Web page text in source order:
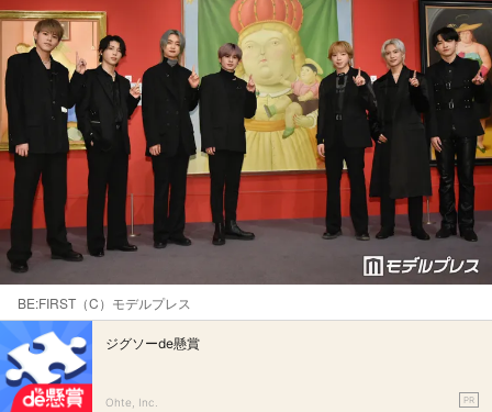
BE:FIRST（C）モデルプレス
ジグソーde懸賞
Ohte, Inc. PR